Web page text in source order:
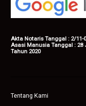
Akta Notaris Tanggal : 2/11-
Asasi Manusia Tanggal : 28
Tahun 2020
Tentang Kami